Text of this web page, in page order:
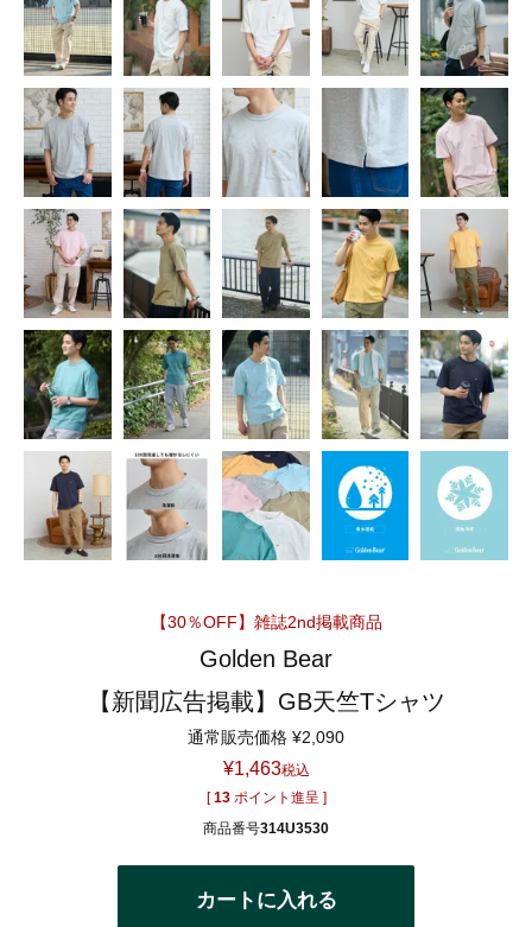
【30％OFF】雑誌2nd掲載商品
Golden Bear
【新聞広告掲載】GB天竺Tシャツ
通常販売価格 ¥2,090
¥1,463税込
[ 13 ポイント進呈 ]
商品番号314U3530
カートに入れる